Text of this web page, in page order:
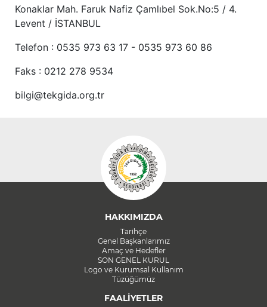
Konaklar Mah. Faruk Nafiz Çamlıbel Sok.No:5 / 4.
Levent / İSTANBUL
Telefon : 0535 973 63 17 - 0535 973 60 86
Faks : 0212 278 9534
bilgi@tekgida.org.tr
HAKKIMIZDA
Tarihçe
Genel Başkanlarımız
Amaç ve Hedefler
SON GENEL KURUL
Logo ve Kurumsal Kullanım
Tüzüğümüz
FAALİYETLER